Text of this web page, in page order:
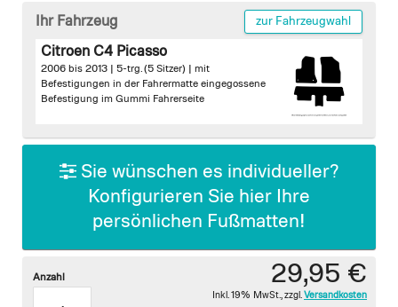
beginning
gallery
Ihr Fahrzeug zur Fahrzeugwahl
Citroen C4 Picasso
2006 bis 2013 | 5-trg. (5 Sitzer) | mit
Befestigungen in der Fahrermatte eingegossene
Befestigung im Gummi Fahrerseite
Sie wünschen es individueller?
Konfigurieren Sie hier Ihre
persönlichen Fußmatten!
29,95 €
Inkl. 19% MwSt. zzgl. Versandkosten
Anzahl